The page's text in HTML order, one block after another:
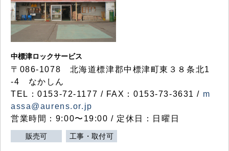
中標津ロックサービス
〒086-1078 北海道標津郡中標津町東３８条北1
-4 なかしん
TEL：0153-72-1177 / FAX：0153-73-3631 / m
assa@aurens.or.jp
営業時間：9:00〜19:00 / 定休日：日曜日
販売可 工事・取付可